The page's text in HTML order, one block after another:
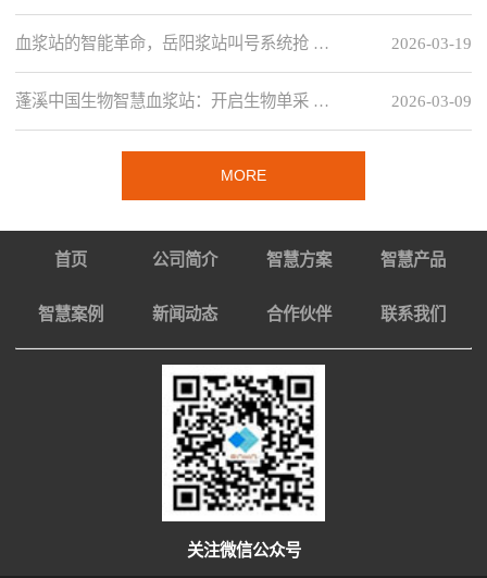
2026-03-19
血浆站的智能革命，岳阳浆站叫号系统抢 …
2026-03-09
蓬溪中国生物智慧血浆站：开启生物单采 …
MORE
首页 公司简介 智慧方案 智慧产品
智慧案例 新闻动态 合作伙伴 联系我们
关注微信公众号